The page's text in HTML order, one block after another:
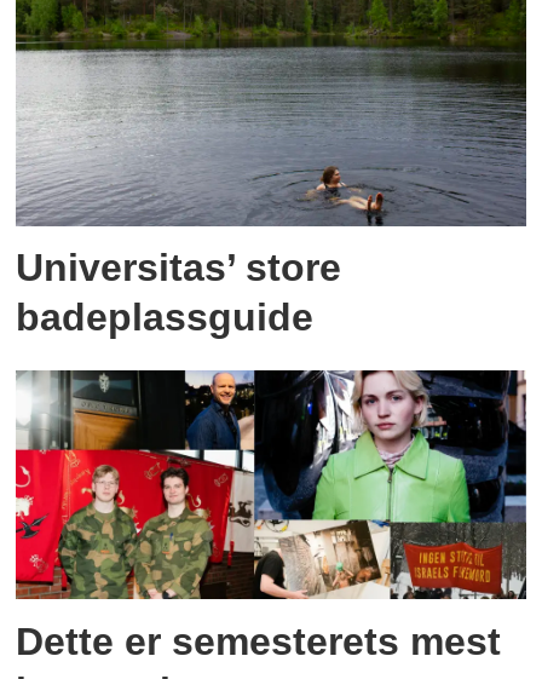
Universitas’ store
badeplassguide
Dette er semesterets mest